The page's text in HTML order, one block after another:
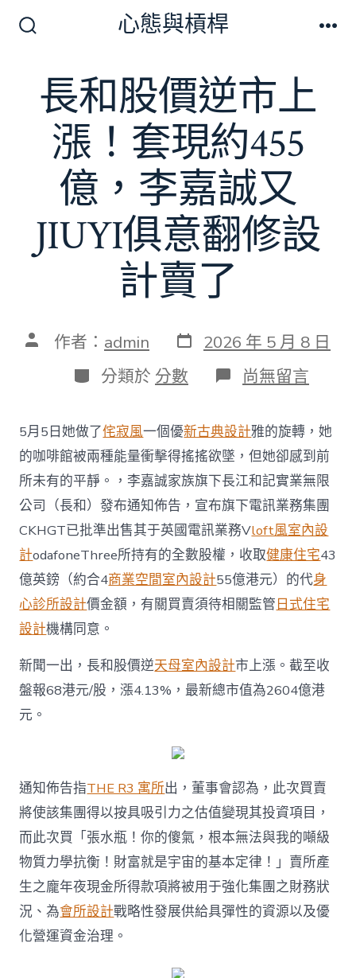
換
心態與槓桿
長和股價逆市上
漲！套現約455
億，李嘉誠又
JIUYI俱意翻修設
計賣了
文 作者： admin 發
表
日
期
2026 年 5 月 8 日
分
類
分類於 分數 在
〈長
股
價
逆
市
上
漲！
套
現
約
455
億，
李
嘉
JIUYI
俱
意
了〉
中
尚無留言
5月5日她做了侘寂風一個優新古典設計雅的旋轉，她
的咖啡館被兩種能量衝擊得搖搖欲墜，但她卻感到前
所未有的平靜。，李嘉誠家族旗下長江和記實業無限
公司（長和）發布通知佈告，宣布旗下電訊業務集團
CKHGT已批準出售其于英國電訊業務Vloft風室內設
計odafoneThree所持有的全數股權，收取健康住宅43
億英鎊（約合4商業空間室內設計55億港元）的代身
心診所設計價金額，有關買賣須待相關監管日式住宅
設計機構同意。
新聞一出，長和股價逆天母室內設計市上漲。截至收
盤報68港元/股，漲4.13%，最新總市值為2604億港
元。
通知佈告指THE R3 寓所出，董事會認為，此次買賣
將使該集團得以按具吸引力之估值變現其投資項目，
而此次買「張水瓶！你的傻氣，根本無法與我的噸級
物質力學抗衡！財富就是宇宙的基本定律！」賣所產
生之龐年夜現金所得款項將被用于強化集團之財務狀
況、為會所設計戰略性發展供給具彈性的資源以及優
化營運資金治理。